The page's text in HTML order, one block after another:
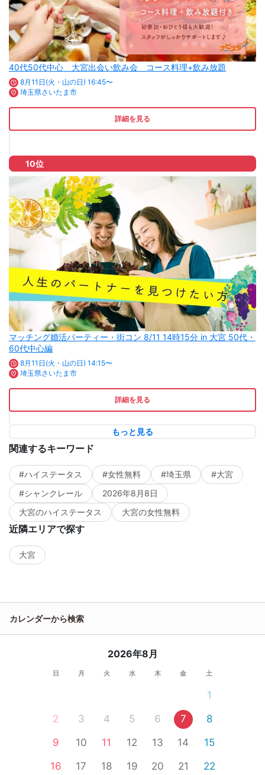
40代50代中心 大宮出会い飲み会 コース料理+飲み放題
8月11日(火・山の日) 16:45〜
埼玉県さいたま市
詳細を見る
10位
マッチング婚活パーティー・街コン 8/11 14時15分 in 大宮 50代・
60代中心編
8月11日(火・山の日) 14:15〜
埼玉県さいたま市
詳細を見る
もっと見る
関連するキーワード
#ハイステータス #女性無料 #埼玉県
#大宮
#シャンクレール
2026年8月8日
大宮のハイステータス
大宮の女性無料
近隣エリアで探す
大宮
カレンダーから検索
2026年8月
日 月 火 水 木 金 土
1
2
3 4 5 6 7
8
9
10 11 12 13 14
15
16
17 18 19 20 21
22